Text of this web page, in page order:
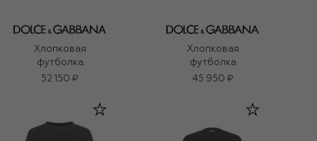
Хлопковая
футболка
52 150 ₽
Хлопковая
футболка
45 950 ₽